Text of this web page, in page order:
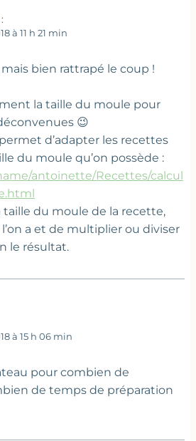
à 11 h 21 min
bien rattrapé le coup !
la taille du moule pour
😉
d’adapter les recettes
du moule qu’on possède :
antoinette/Recettes/calcul
taille du moule de la recette,
a et de multiplier ou diviser
le résultat.
à 15 h 06 min
pour combien de
de temps de préparation